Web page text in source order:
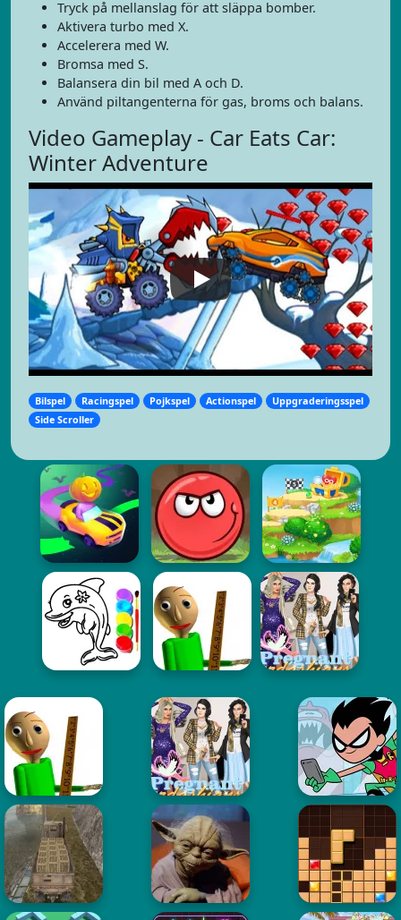
Tryck på mellanslag för att släppa bomber.
Aktivera turbo med X.
Accelerera med W.
Bromsa med S.
Balansera din bil med A och D.
Använd piltangenterna för gas, broms och balans.
Video Gameplay - Car Eats Car:
Winter Adventure
Bilspel Racingspel Pojkspel Actionspel
Uppgraderingsspel
Side Scroller